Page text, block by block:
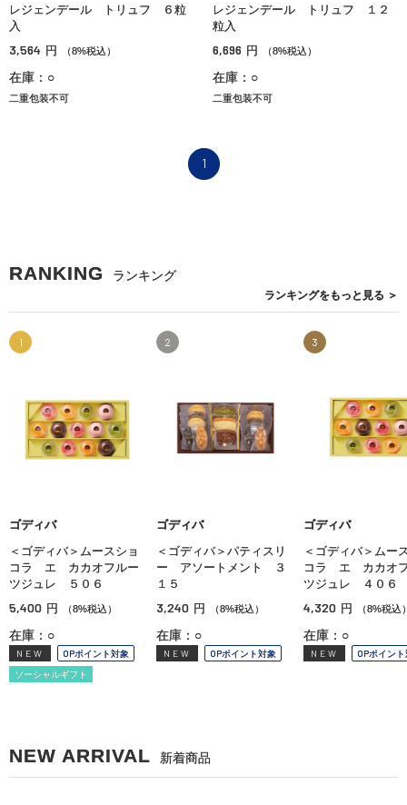
レジェンデール トリュフ ６粒
入
3,564 円 （8%税込）
在庫：○
二重包装不可
レジェンデール トリュフ １２
粒入
6,696 円 （8%税込）
在庫：○
二重包装不可
1
RANKING ランキング
ランキングをもっと見る ＞
1
ゴディバ
＜ゴディバ＞ムースショ
コラ エ カカオフルー
ツジュレ ５０６
5,400 円 （8%税込）
在庫：○
NEW
OPポイント対象
ソーシャルギフト
2
ゴディバ
＜ゴディバ＞パティスリ
ー アソートメント ３
１５
3,240 円 （8%税込）
在庫：○
NEW OPポイント対象
3
ゴディバ
＜ゴディバ＞ムー
コラ エ カカオ
ツジュレ ４０６
4,320 円 （8%税込
在庫：○
NEW OPポイン
NEW ARRIVAL 新着商品